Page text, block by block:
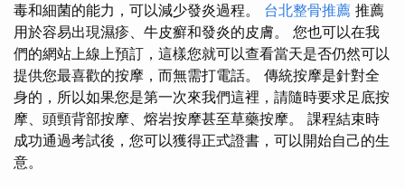
毒和細菌的能力，可以減少發炎過程。 台北整骨推薦 推薦
用於容易出現濕疹、牛皮癬和發炎的皮膚。 您也可以在我
們的網站上線上預訂，這樣您就可以查看當天是否仍然可以
提供您最喜歡的按摩，而無需打電話。 傳統按摩是針對全
身的，所以如果您是第一次來我們這裡，請隨時要求足底按
摩、頭頸背部按摩、熔岩按摩甚至草藥按摩。 課程結束時
成功通過考試後，您可以獲得正式證書，可以開始自己的生
意。